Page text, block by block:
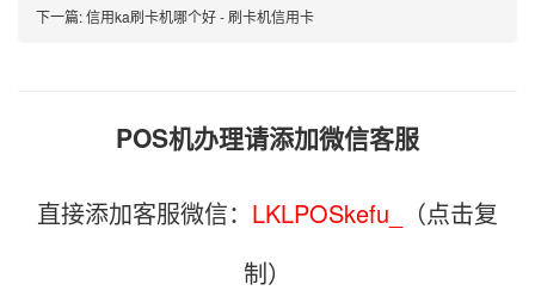
下一篇:信用ka刷卡机哪个好 - 刷卡机信用卡
POS机办理请添加微信客服
直接添加客服微信： LKLPOSkefu_
（点击复
制）